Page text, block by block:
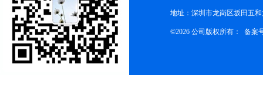
地址：深圳市龙岗区坂田五
©2026 公司版权所有： 备案